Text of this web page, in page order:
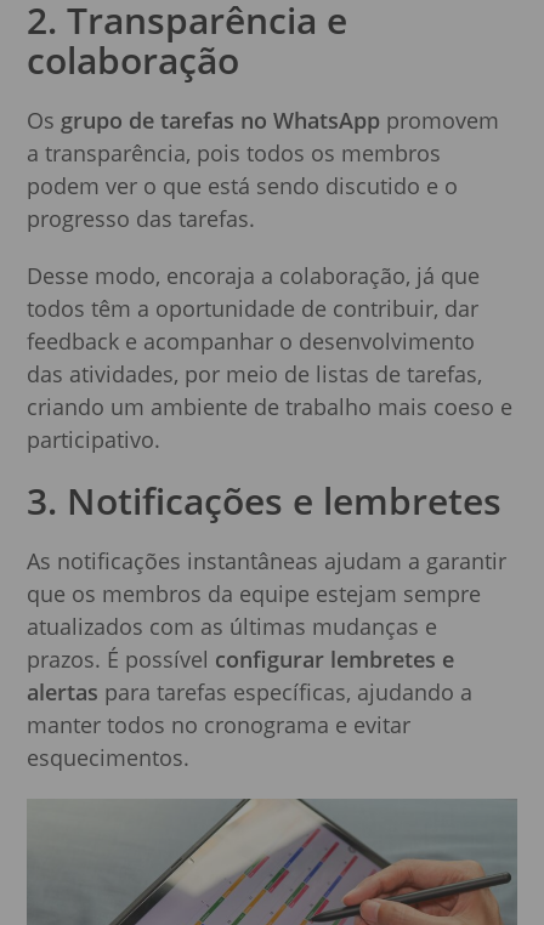
2. Transparência e
colaboração
Os grupo de tarefas no WhatsApp promovem
a transparência, pois todos os membros
podem ver o que está sendo discutido e o
progresso das tarefas.
Desse modo, encoraja a colaboração, já que
todos têm a oportunidade de contribuir, dar
feedback e acompanhar o desenvolvimento
das atividades, por meio de listas de tarefas,
criando um ambiente de trabalho mais coeso e
participativo.
3. Notificações e lembretes
As notificações instantâneas ajudam a garantir
que os membros da equipe estejam sempre
atualizados com as últimas mudanças e
prazos. É possível configurar lembretes e
alertas para tarefas específicas, ajudando a
manter todos no cronograma e evitar
esquecimentos.